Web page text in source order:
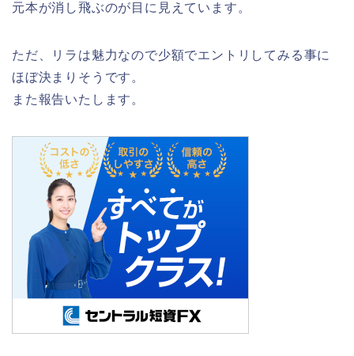
元本が消し飛ぶのが目に見えています。
ただ、リラは魅力なので少額でエントリしてみる事に
ほぼ決まりそうです。
また報告いたします。